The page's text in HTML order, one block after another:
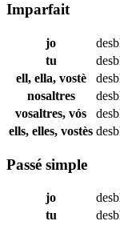
Imparfait
jo
tu
ell, ella, vostè
nosaltres
vosaltres, vós
ells, elles, vostès
Passé simple
jo
tu